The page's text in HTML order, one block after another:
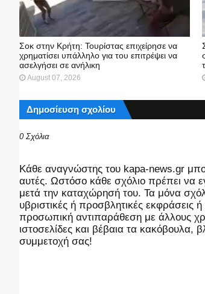
Σοκ στην Κρήτη: Τουρίστας επιχείρησε να
χρηματίσει υπάλληλο για του επιτρέψει να
ασελγήσει σε ανήλικη
August 07, 2026
Δημοσίευση σχολίου
0 Σχόλια
Kάθε αναγνώστης του kapa-news.gr
αυτές. Ωστόσο κάθε σχόλιο πρέπει να
μετά την καταχώρησή του. Τα μόνα
υβριστικές ή προσβλητικές
προσωπική αντιπαράθεση με άλλους
ιστοσελίδες και βέβαια τα
συμμετοχή σας!